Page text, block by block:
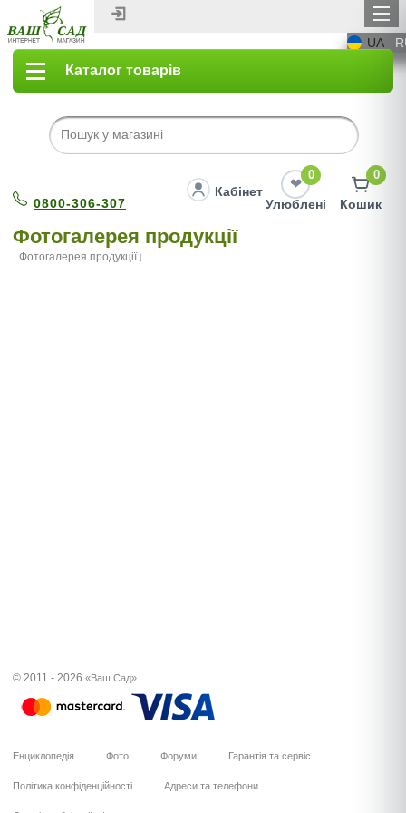
UA
Каталог товарів
0800-306-307
Кабінет
0
Улюблені
0
Кошик
Фотогалерея продукції
Фотогалерея продукції
© 2011 - 2026 «Ваш Сад»
Енциклопедія Фото Форуми Гарантія та сервіс
Політика конфіденційності Адреси та телефони